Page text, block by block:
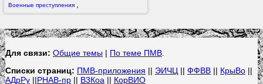
Военные преступления
Для связи: Общие темы | По теме ПМВ.
Списки страниц: ПМВ-приложения || ЭИЧЦ || ФФВВ|| КрыВо||
АДрРу||РНАВ-пр|| В3Коа || КорВИО